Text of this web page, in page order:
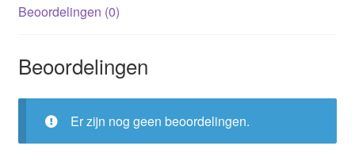
Beoordelingen (0)
Beoordelingen
Er zijn nog geen beoordelingen.